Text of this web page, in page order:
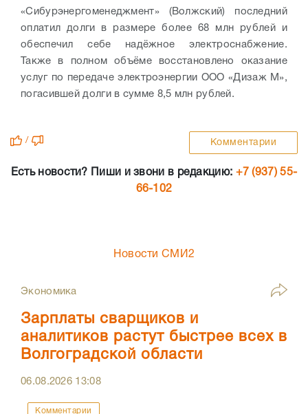
«Сибурэнергоменеджмент» (Волжский) последний
оплатил долги в размере более 68 млн рублей и
обеспечил себе надёжное электроснабжение.
Также в полном объёме восстановлено оказание
услуг по передаче электроэнергии ООО «Дизаж М»,
погасившей долги в сумме 8,5 млн рублей.
/ Комментарии
Есть новости? Пиши и звони в редакцию: +7 (937) 55-
66-102
Новости СМИ2
Экономика
Зарплаты сварщиков и
аналитиков растут быстрее всех в
Волгоградской области
06.08.2026 13:08
Комментарии